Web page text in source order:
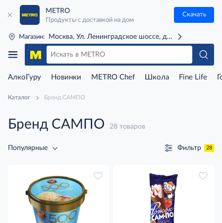
METRO
Продукты с доставкой на дом
Скачать
Магазин: Москва, Ул. Ленинградское шоссе, д. 71Г (м. Речной
АлкоГуру Новинки METRO Chef Школа Fine Life
Каталог Бренд САМПО
Бренд САМПО 28 товаров
Популярные Фильтр 28